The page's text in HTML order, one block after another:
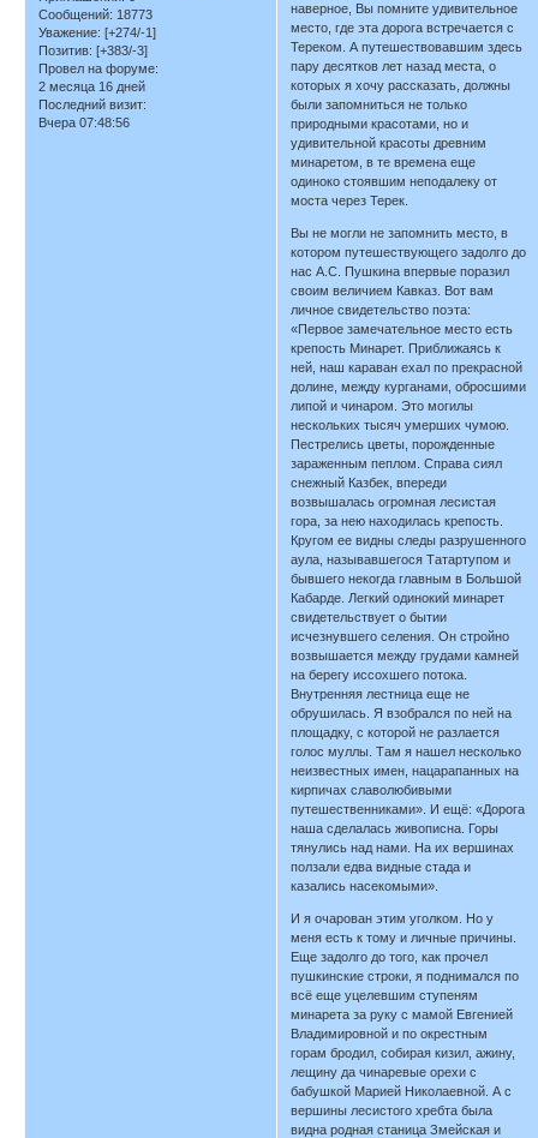
Сообщений: 18773
Уважение: [+274/-1]
Позитив: [+383/-3]
Провел на форуме:
2 месяца 16 дней
Последний визит:
Вчера 07:48:56
наверное, Вы помните удивительное
место, где эта дорога встречается с
Тереком. А путешествовавшим здесь
пару десятков лет назад места, о
которых я хочу рассказать, должны
были запомниться не только
природными красотами, но и
удивительной красоты древним
минаретом, в те времена еще
одиноко стоявшим неподалеку от
моста через Терек.
Вы не могли не запомнить место, в
котором путешествующего задолго до
нас А.С. Пушкина впервые поразил
своим величием Кавказ. Вот вам
личное свидетельство поэта:
«Первое замечательное место есть
крепость Минарет. Приближаясь к
ней, наш караван ехал по прекрасной
долине, между курганами, обросшими
липой и чинаром. Это могилы
нескольких тысяч умерших чумою.
Пестрелись цветы, порожденные
зараженным пеплом. Справа сиял
снежный Казбек, впереди
возвышалась огромная лесистая
гора, за нею находилась крепость.
Кругом ее видны следы разрушенного
аула, называвшегося Татартупом и
бывшего некогда главным в Большой
Кабарде. Легкий одинокий минарет
свидетельствует о бытии
исчезнувшего селения. Он стройно
возвышается между грудами камней
на берегу иссохшего потока.
Внутренняя лестница еще не
обрушилась. Я взобрался по ней на
площадку, с которой не разлается
голос муллы. Там я нашел несколько
неизвестных имен, нацарапанных на
кирпичах славолюбивыми
путешественниками». И ещё: «Дорога
наша сделалась живописна. Горы
тянулись над нами. На их вершинах
ползали едва видные стада и
казались насекомыми».
И я очарован этим уголком. Но у
меня есть к тому и личные причины.
Еще задолго до того, как прочел
пушкинские строки, я поднимался по
всё еще уцелевшим ступеням
минарета за руку с мамой Евгенией
Владимировной и по окрестным
горам бродил, собирая кизил, ажину,
лещину да чинаревые орехи с
бабушкой Марией Николаевной. А с
вершины лесистого хребта была
видна родная станица Змейская и